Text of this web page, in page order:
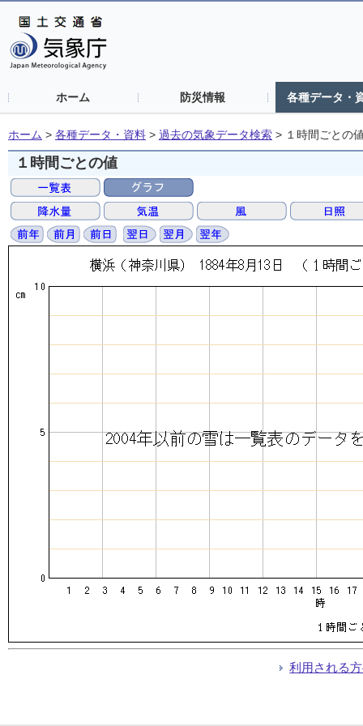
ホーム 防災情報 各種データ・
ホーム > 各種データ・資料 > 過去の気象データ検索 > １時間ごとの
１時間ごとの値
利用される